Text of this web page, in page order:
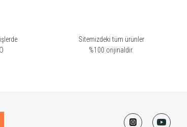
Sitemizdeki tüm ürünler
%100 orijinaldir.